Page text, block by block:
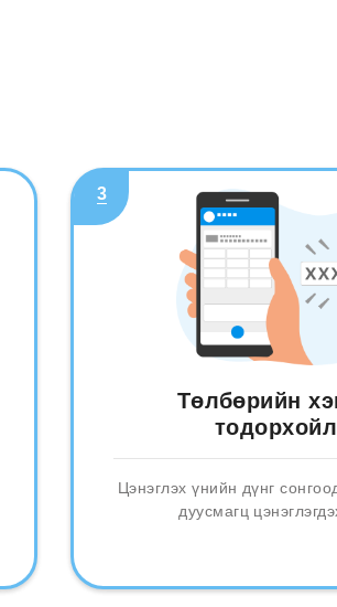
3
Төлбөрийн
Цэнэглэх үнийн дүнг
дуусмагц